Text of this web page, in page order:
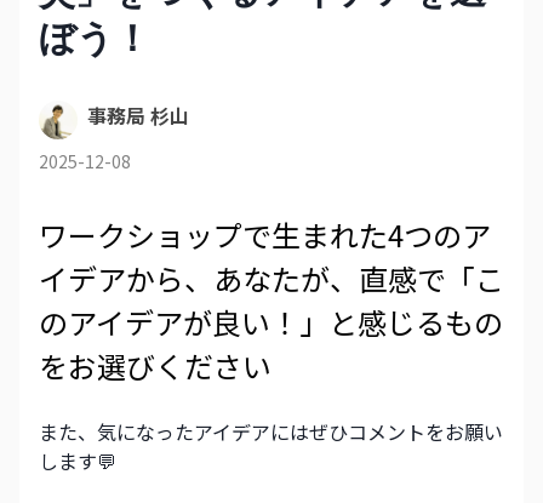
ぼう！
事務局 杉山
2025-12-08
ワークショップで生まれた4つのア
イデアから、あなたが、直感で「こ
のアイデアが良い！」と感じるもの
をお選びください
また、気になったアイデアにはぜひコメントをお願い
します💬